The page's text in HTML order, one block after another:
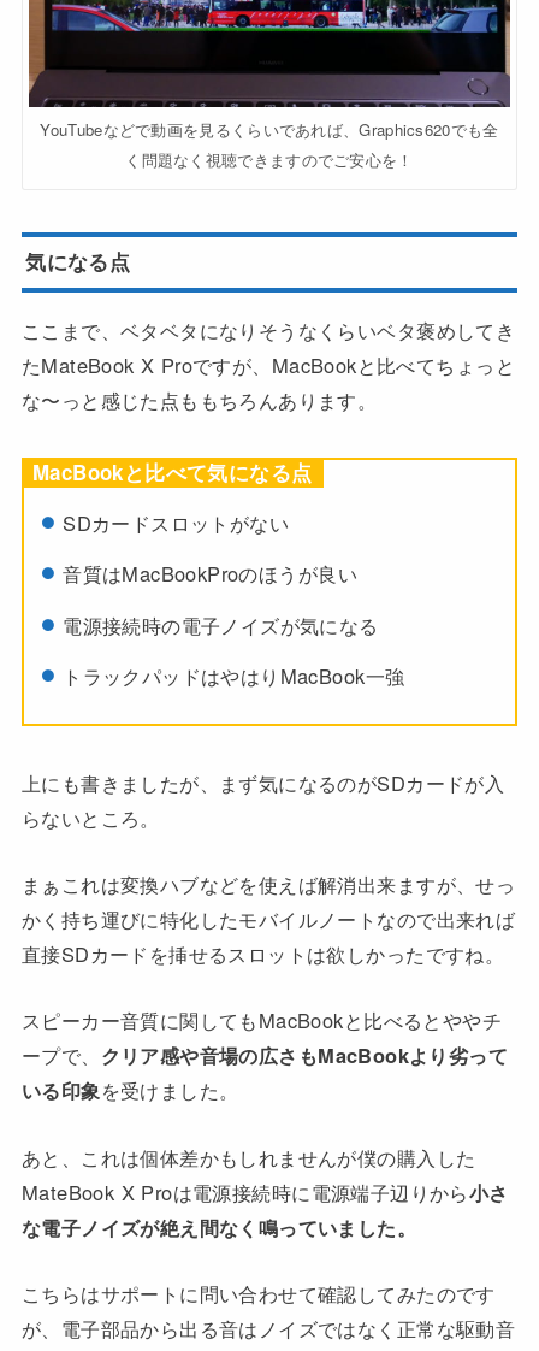
YouTubeなどで動画を見るくらいであれば、Graphics620でも全
く問題なく視聴できますのでご安心を！
気になる点
ここまで、ベタベタになりそうなくらいベタ褒めしてき
たMateBook X Proですが、MacBookと比べてちょっと
な〜っと感じた点ももちろんあります。
MacBookと比べて気になる点
SDカードスロットがない
音質はMacBookProのほうが良い
電源接続時の電子ノイズが気になる
トラックパッドはやはりMacBook一強
上にも書きましたが、まず気になるのがSDカードが入
らないところ。
まぁこれは変換ハブなどを使えば解消出来ますが、せっ
かく持ち運びに特化したモバイルノートなので出来れば
直接SDカードを挿せるスロットは欲しかったですね。
スピーカー音質に関してもMacBookと比べるとややチ
ープで、 クリア感や音場の広さもMacBookより劣って
いる印象を受けました。
あと、これは個体差かもしれませんが僕の購入した
MateBook X Proは電源接続時に電源端子辺りから小さ
な電子ノイズが絶え間なく鳴っていました。
こちらはサポートに問い合わせて確認してみたのです
が、電子部品から出る音はノイズではなく正常な駆動音